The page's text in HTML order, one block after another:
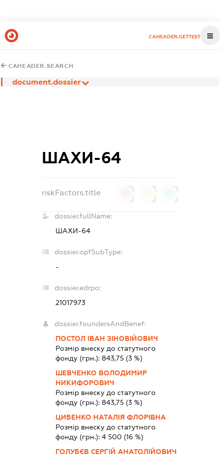
CAHEADER.GETTEST
CAHEADER.SEARCH
document.dossier
ШАХИ-64
riskFactors.title
dossier.fullName:
ШАХИ-64
dossier.opfSubType:
-
dossier.edrpo:
21017973
dossier.foundersAndBenef:
ПОСТОЛ ІВАН ЗІНОВІЙОВИЧ
Розмір внеску до статутного
фонду (грн.):843,75 (3 %)
ШЕВЧЕНКО ВОЛОДИМИР
НИКИФОРОВИЧ
Розмір внеску до статутного
фонду (грн.):843,75 (3 %)
ЦИБЕНКО НАТАЛІЯ ФЛОРІВНА
Розмір внеску до статутного
фонду (грн.):4 500 (16 %)
ГОЛУБЄВ СЕРГІЙ АНАТОЛІЙОВИЧ